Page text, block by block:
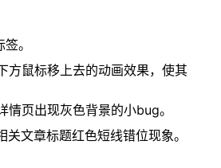
。
方鼠标移上去的动画效果，使其
情页出现灰色背景的小bug。
文章标题红色短线错位现象。